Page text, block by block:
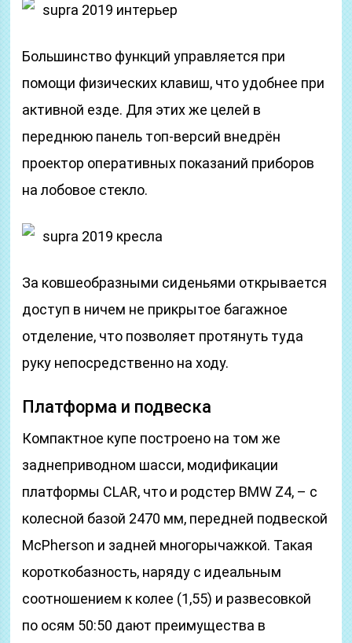
supra 2019 интерьер
Большинство функций управляется при
помощи физических клавиш, что удобнее при
активной езде. Для этих же целей в
переднюю панель топ-версий внедрён
проектор оперативных показаний приборов
на лобовое стекло.
supra 2019 кресла
За ковшеобразными сиденьями открывается
доступ в ничем не прикрытое багажное
отделение, что позволяет протянуть туда
руку непосредственно на ходу.
Платформа и подвеска
Компактное купе построено на том же
заднеприводном шасси, модификации
платформы CLAR, что и родстер BMW Z4, – с
колесной базой 2470 мм, передней подвеской
McPherson и задней многорычажкой. Такая
короткобазность, наряду с идеальным
соотношением к колее (1,55) и развесовкой
по осям 50:50 дают преимущества в